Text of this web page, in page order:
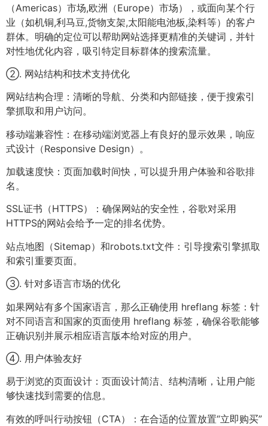
（Americas）市场,欧洲（Europe）市场），或面向某个行
业（如机铜,利马豆,货物支架,太阳能电池板,染料等）的客户
群体。明确的定位可以帮助网站选择更精准的关键词，并针
对性地优化内容，吸引特定目标群体的搜索流量。
②. 网站结构和技术支持优化
网站结构合理：清晰的导航、分类和内部链接，便于搜索引
擎抓取和用户访问。
移动端兼容性：在移动端浏览器上有良好的显示效果，响应
式设计（Responsive Design）。
加载速度快：页面加载时间快，可以提升用户体验和谷歌排
名。
SSL证书（HTTPS）：确保网站的安全性，谷歌对采用
HTTPS的网站会给予一定的排名优势。
站点地图（Sitemap）和robots.txt文件：引导搜索引擎抓取
和索引重要页面。
③. 针对多语言市场的优化
如果网站有多个国家语言，那么正确使用 hreflang 标签：针
对不同语言和国家的页面使用 hreflang 标签，确保谷歌能够
正确识别并展示相应语言版本给对应的用户。
④. 用户体验友好
易于浏览的页面设计：页面设计简洁、结构清晰，让用户能
够快速找到需要的信息。
有效的呼叫行动按钮（CTA）：在合适的位置放置“立即购买”